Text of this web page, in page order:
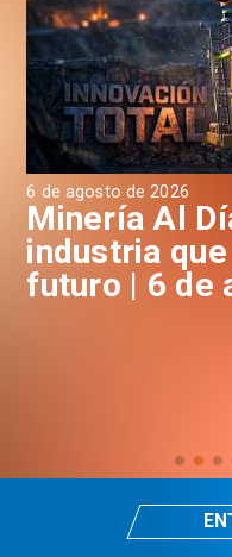
6 de agosto de 2026
Minería Al
industria
futuro | 6 de